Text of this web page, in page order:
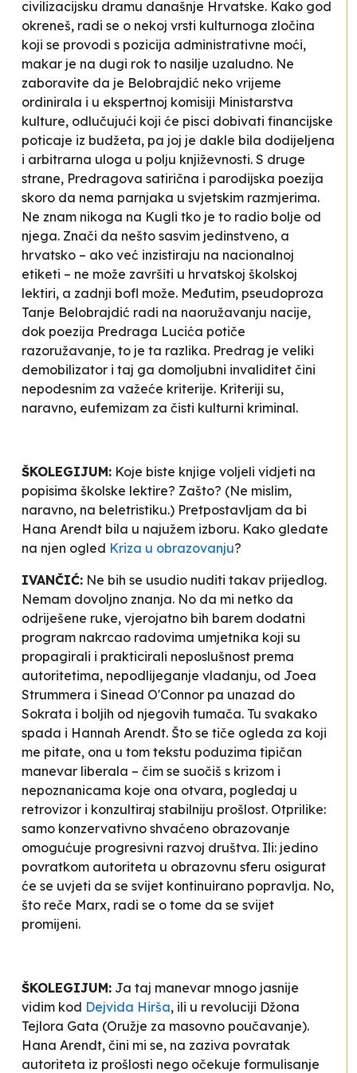
civilizacijsku dramu današnje Hrvatske. Kako god
okreneš, radi se o nekoj vrsti kulturnoga zločina
koji se provodi s pozicija administrativne moći,
makar je na dugi rok to nasilje uzaludno. Ne
zaboravite da je Belobrajdić neko vrijeme
ordinirala i u ekspertnoj komisiji Ministarstva
kulture, odlučujući koji će pisci dobivati financijske
poticaje iz budžeta, pa joj je dakle bila dodijeljena
i arbitrarna uloga u polju književnosti. S druge
strane, Predragova satirična i parodijska poezija
skoro da nema parnjaka u svjetskim razmjerima.
Ne znam nikoga na Kugli tko je to radio bolje od
njega. Znači da nešto sasvim jedinstveno, a
hrvatsko – ako već inzistiraju na nacionalnoj
etiketi – ne može završiti u hrvatskoj školskoj
lektiri, a zadnji bofl može. Međutim, pseudoproza
Tanje Belobrajdić radi na naoružavanju nacije,
dok poezija Predraga Lucića potiče
razoružavanje, to je ta razlika. Predrag je veliki
demobilizator i taj ga domoljubni invaliditet čini
nepodesnim za važeće kriterije. Kriteriji su,
naravno, eufemizam za čisti kulturni kriminal.
ŠKOLEGIJUM: Koje biste knjige voljeli vidjeti na
popisima školske lektire? Zašto? (Ne mislim,
naravno, na beletristiku.) Pretpostavljam da bi
Hana Arendt bila u najužem izboru. Kako gledate
na njen ogled Kriza u obrazovanju?
IVANČIĆ: Ne bih se usudio nuditi takav prijedlog.
Nemam dovoljno znanja. No da mi netko da
odriješene ruke, vjerojatno bih barem dodatni
program nakrcao radovima umjetnika koji su
propagirali i prakticirali neposlušnost prema
autoritetima, nepodlijeganje vladanju, od Joea
Strummera i Sinead O'Connor pa unazad do
Sokrata i boljih od njegovih tumača. Tu svakako
spada i Hannah Arendt. Što se tiče ogleda za koji
me pitate, ona u tom tekstu poduzima tipičan
manevar liberala – čim se suočiš s krizom i
nepoznanicama koje ona otvara, pogledaj u
retrovizor i konzultiraj stabilniju prošlost. Otprilike:
samo konzervativno shvaćeno obrazovanje
omogućuje progresivni razvoj društva. Ili: jedino
povratkom autoriteta u obrazovnu sferu osigurat
će se uvjeti da se svijet kontinuirano popravlja. No,
što reče Marx, radi se o tome da se svijet
promijeni.
ŠKOLEGIJUM: Ja taj manevar mnogo jasnije
vidim kod Dejvida Hirša, ili u revoluciji Džona
Tejlora Gata (Oružje za masovno poučavanje).
Hana Arendt, čini mi se, na zaziva povratak
autoriteta iz prošlosti nego očekuje formulisanje